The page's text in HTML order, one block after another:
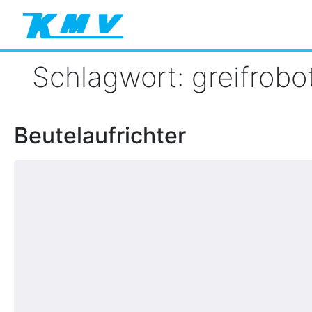
Schlagwort:
Beutelaufrichter